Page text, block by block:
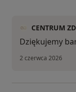
CENTRUM
Dziękujemy
2 czerwca 2026